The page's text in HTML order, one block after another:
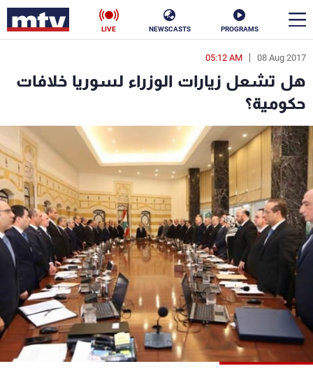
PROGRAMS
NEWSCASTS
LIVE
08 Aug 2017
05:12 AM
هل تشعل زيارات الوزراء لسوريا خلافات
حكومية؟
en
الأخبار
سياسة ناس
إقتصاد فن
منوعات رياضة
كأس العالم
البرامج
جدول البرامج
شاهد البرامج
الترددات